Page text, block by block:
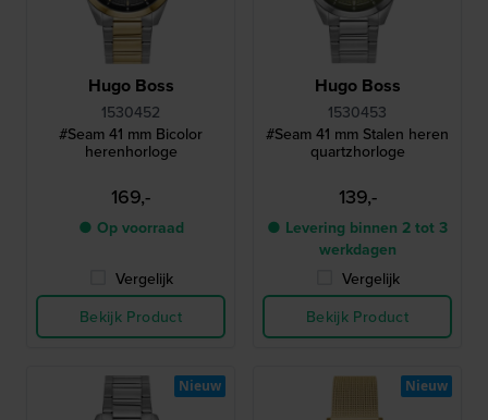
Hugo Boss
1530452
#Seam 41 mm Bicolor
herenhorloge
169,-
● Op voorraad
Vergelijk
Bekijk Product
Hugo Boss
1530453
#Seam 41 mm Stalen heren
quartzhorloge
139,-
● Levering binnen 2 tot 3
werkdagen
Vergelijk
Bekijk Product
Nieuw Nieuw